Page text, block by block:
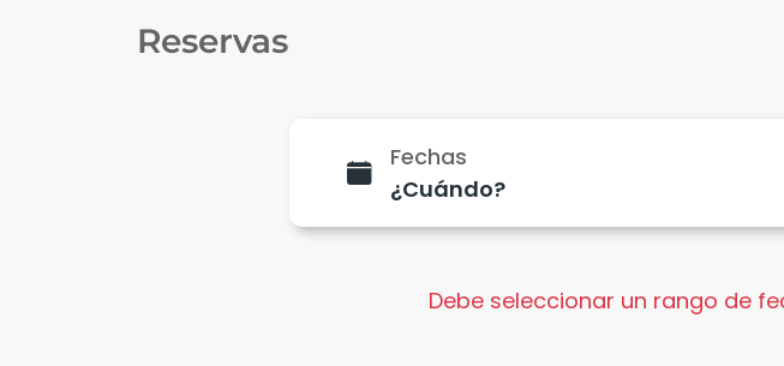
Reservas
Fechas
Debe seleccionar un rango de